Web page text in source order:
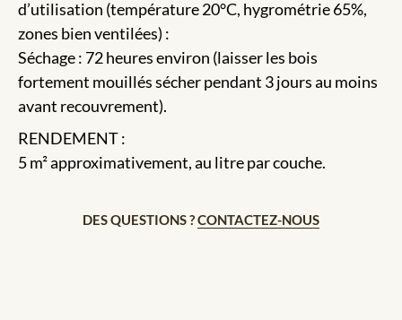
d’utilisation (température 20°C, hygrométrie 65%,
zones bien ventilées) :
Séchage : 72 heures environ (laisser les bois
fortement mouillés sécher pendant 3 jours au moins
avant recouvrement).
RENDEMENT :
5 m² approximativement, au litre par couche.
DES QUESTIONS ?CONTACTEZ-NOUS